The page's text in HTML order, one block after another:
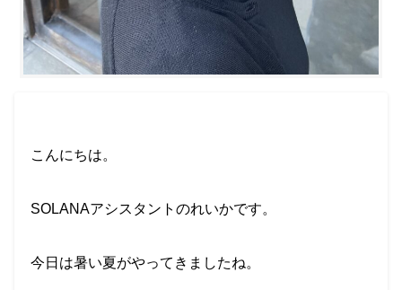
こんにちは。
SOLANAアシスタントのれいかです。
今日は暑い夏がやってきましたね。